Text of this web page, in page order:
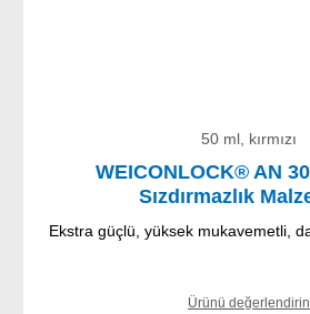
50 ml, kırmızı
WEICONLOCK® AN
Sızdırmazlık
Ekstra güçlü, yüksek mukavemetli,
Ürünü değerlendirin